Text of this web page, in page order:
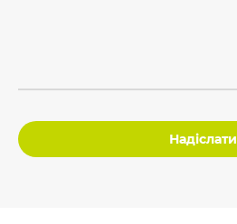
Надіслати